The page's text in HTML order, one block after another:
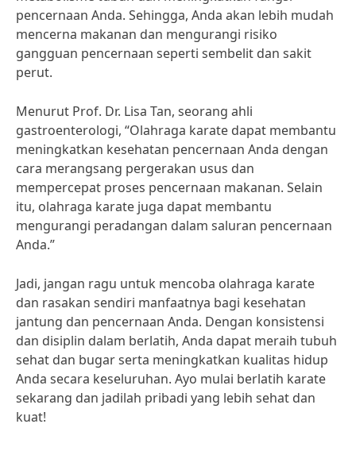
pencernaan Anda. Sehingga, Anda akan lebih mudah
mencerna makanan dan mengurangi risiko
gangguan pencernaan seperti sembelit dan sakit
perut.
Menurut Prof. Dr. Lisa Tan, seorang ahli
gastroenterologi, “Olahraga karate dapat membantu
meningkatkan kesehatan pencernaan Anda dengan
cara merangsang pergerakan usus dan
mempercepat proses pencernaan makanan. Selain
itu, olahraga karate juga dapat membantu
mengurangi peradangan dalam saluran pencernaan
Anda.”
Jadi, jangan ragu untuk mencoba olahraga karate
dan rasakan sendiri manfaatnya bagi kesehatan
jantung dan pencernaan Anda. Dengan konsistensi
dan disiplin dalam berlatih, Anda dapat meraih tubuh
sehat dan bugar serta meningkatkan kualitas hidup
Anda secara keseluruhan. Ayo mulai berlatih karate
sekarang dan jadilah pribadi yang lebih sehat dan
kuat!